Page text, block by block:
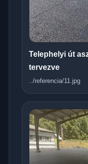
Telephelyi út
tervezve
../referencia/11.jpg